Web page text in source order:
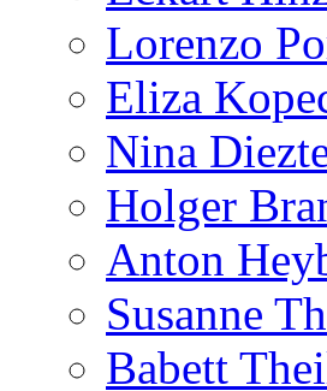
Lorenzo
Eliza
Nina
Holger
Anton
Susanne
Babett